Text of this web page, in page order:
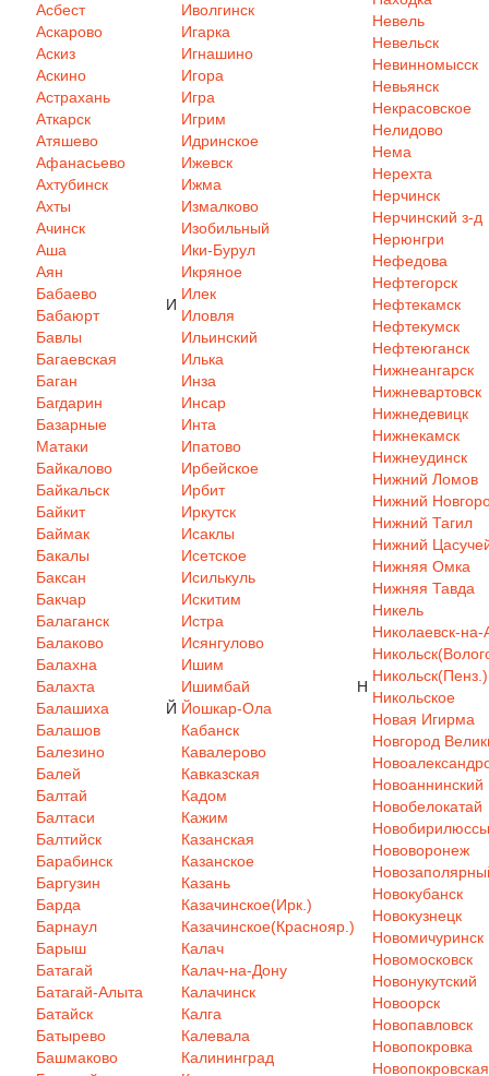
Асбест
Аскарово
Аскиз
Аскино
Астрахань
Аткарск
Атяшево
Афанасьево
Ахтубинск
Ахты
Ачинск
Аша
Аян
Бабаево
Бабаюрт
Бавлы
Багаевская
Баган
Багдарин
Базарные
Матаки
Байкалово
Байкальск
Байкит
Баймак
Бакалы
Баксан
Бакчар
Балаганск
Балаково
Балахна
Балахта
Балашиха
Балашов
Балезино
Балей
Балтай
Балтаси
Балтийск
Барабинск
Баргузин
Барда
Барнаул
Барыш
Батагай
Батагай-Алыта
Батайск
Батырево
Башмаково
И
Иволгинск
Игарка
Игнашино
Игора
Игра
Игрим
Идринское
Ижевск
Ижма
Измалково
Изобильный
Ики-Бурул
Икряное
Илек
Иловля
Ильинский
Илька
Инза
Инсар
Инта
Ипатово
Ирбейское
Ирбит
Иркутск
Исаклы
Исетское
Исилькуль
Искитим
Истра
Исянгулово
Ишим
Ишимбай
Й Йошкар-Ола
Кабанск
Кавалерово
Кавказская
Кадом
Кажим
Казанская
Казанское
Казань
Казачинское(Ирк.)
Казачинское(Краснояр.)
Калач
Калач-на-Дону
Калачинск
Калга
Калевала
Калининград
Н
Невель
Невельск
Невинномысск
Невьянск
Некрасовское
Нелидово
Нема
Нерехта
Нерчинск
Нерчинский з-д
Нерюнгри
Нефедова
Нефтегорск
Нефтекамск
Нефтекумск
Нефтеюганск
Нижнеангарск
Нижневартовск
Нижнедевицк
Нижнекамск
Нижнеудинск
Нижний Ломов
Нижний
Нижний Тагил
Нижний
Нижняя Омка
Нижняя Тавда
Никель
Николаевск-
Никольск(Пенз.)
Никольское
Новая Игирма
Новгород
Новоаннинский
Новобелокатай
Новобирилюссы
Нововоронеж
Новокубанск
Новокузнецк
Новомичуринск
Новомосковск
Новонукутский
Новоорск
Новопавловск
Новопокровка
Новопокровская